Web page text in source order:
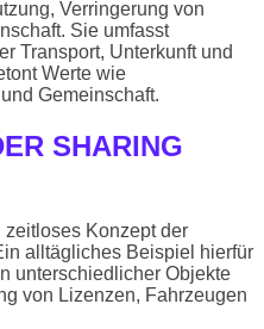
Verringerung von
Sie umfasst
Transport, Unterkunft und
Werte wie
Gemeinschaft.
SHARING
Konzept der
alltägliches Beispiel hierfür
unterschiedlicher Objekte
von Lizenzen, Fahrzeugen